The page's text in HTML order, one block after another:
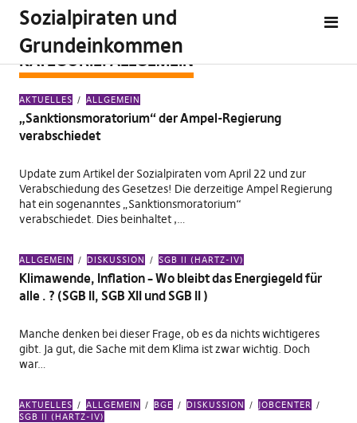
Sozialpiraten und
Grundeinkommen
KATEGORIE:ALLGEMEIN
AKTUELLES ALLGEMEIN
„Sanktionsmoratorium“ der Ampel-Regierung
verabschiedet
Update zum Artikel der Sozialpiraten vom April 22 und zur
Verabschiedung des Gesetzes! Die derzeitige Ampel Regierung
hat ein sogenanntes „Sanktionsmoratorium“
verabschiedet. Dies beinhaltet ,…
ALLGEMEIN DISKUSSION SGB II (HARTZ-IV)
Klimawende, Inflation – Wo bleibt das Energiegeld für
alle . ? (SGB II, SGB XII und SGB II )
Manche denken bei dieser Frage, ob es da nichts wichtigeres
gibt. Ja gut, die Sache mit dem Klima ist zwar wichtig. Doch
war…
AKTUELLES ALLGEMEIN BGE DISKUSSION
JOBCENTER
SGB II (HARTZ-IV)